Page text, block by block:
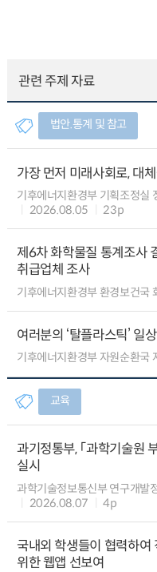
관련 주제 자료
법안.통계 및 참고
가장 먼저 미래사회로, 대
기후에너지환경부 기획조정실
2026.08.05
23p
제6차 화학물질 통계조사
취급업체 조사
기후에너지환경부 환경보건국
여러분의 ‘탈플라스틱’ 일
기후에너지환경부 자원순환국
교육
과기정통부, 「과학기술원
실시
과학기술정보통신부 연구개발
2026.08.07
4p
국내외 학생들이 협력하여
위한 웹앱 선보여